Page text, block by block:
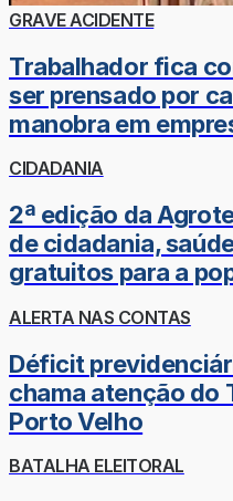
GRAVE ACIDENTE
Trabalhador fica
ser prensado por
manobra em
CIDADANIA
2ª edição da
de cidadania,
gratuitos para a
ALERTA NAS CONTAS
Déficit
chama atenção do
Porto Velho
BATALHA ELEITORAL